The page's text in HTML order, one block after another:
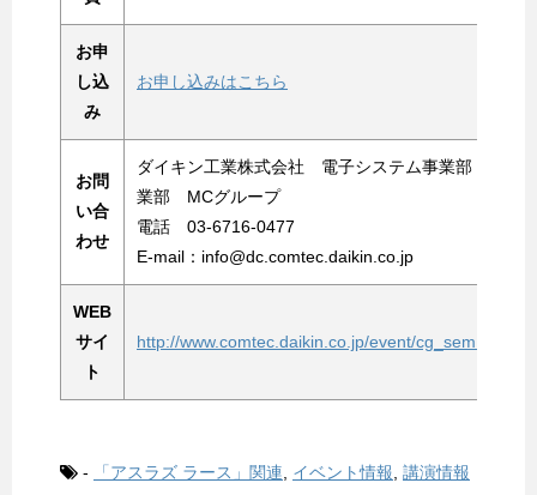
お申
し込
み
お申し込みはこちら
お問
い合
わせ
ダイキン工業株式会社 電子システム事業部 営
業部 MCグループ
電話 03-6716-0477
E‐mail：info@dc.comtec.daikin.co.jp
WEB
サイ
ト
http://www.comtec.daikin.co.jp/event/cg_sem.html
- 「アスラズ ラース」関連 イベント情報 講演情報